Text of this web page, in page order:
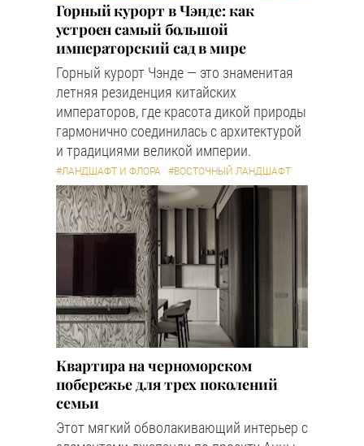
Горный курорт в Чэнде: как
устроен самый большой
императорский сад в мире
Горный курорт Чэнде — это знаменитая
летняя резиденция китайских
императоров, где красота дикой природы
гармонично соединилась с архитектурой
и традициями великой империи.
#ЛАНДШАФТ И ФЛОРА #ВОСТОЧНЫЙ ЛАНДШАФТ
Квартира на черноморском
побережье для трех поколений
семьи
Этот мягкий обволакивающий интерьер с